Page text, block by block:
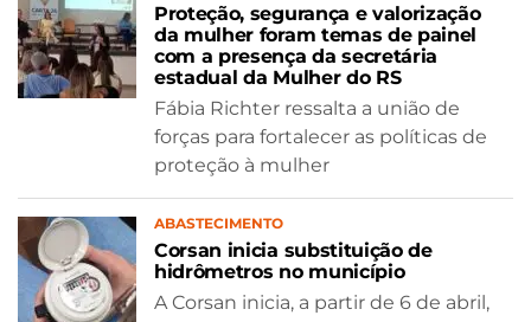
Proteção, segurança e valorização
da mulher foram temas de painel
com a presença da secretária
estadual da Mulher do RS
Fábia Richter ressalta a união de
forças para fortalecer as políticas de
proteção à mulher
ABASTECIMENTO
Corsan inicia substituição de
hidrômetros no município
A Corsan inicia, a partir de 6 de abril,